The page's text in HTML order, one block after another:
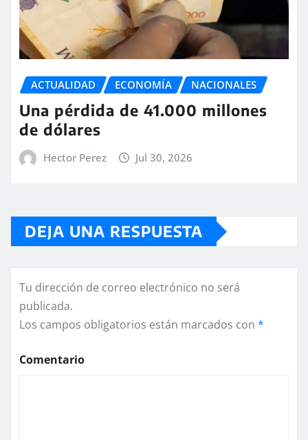
ACTUALIDAD ECONOMÍA NACIONALES
Una pérdida de 41.000 millones
de dólares
Hector Perez Jul 30, 2026
DEJA UNA RESPUESTA
Tu dirección de correo electrónico no será
publicada.
Los campos obligatorios están marcados con *
Comentario